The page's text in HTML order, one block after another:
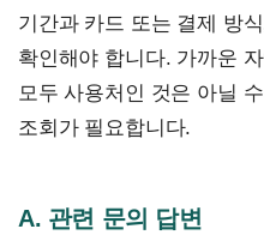
기간과 카드 또는 결제 방
확인해야 합니다. 가까운
모두 사용처인 것은 아닐
조회가 필요합니다.
A. 관련 문의 답변